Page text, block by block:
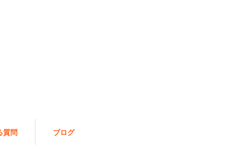
質問 ブログ